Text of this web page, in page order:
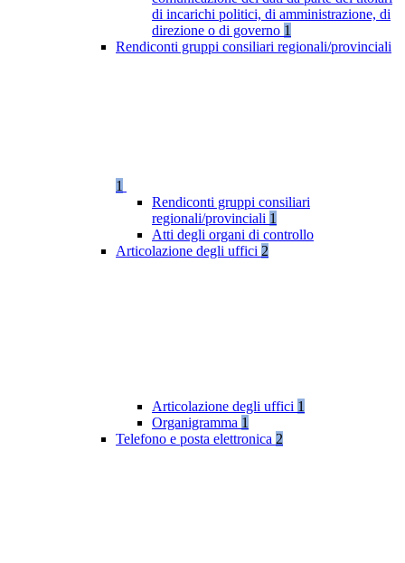
di incarichi politici, di amministrazione, di
direzione o di governo 1
Rendiconti gruppi consiliari regionali/provinciali
1
Rendiconti gruppi consiliari
regionali/provinciali 1
Atti degli organi di controllo
Articolazione degli uffici 2
Articolazione degli uffici 1
Organigramma 1
Telefono e posta elettronica 2